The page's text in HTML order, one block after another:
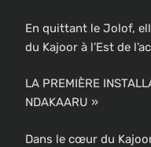
En quittant le Jolof,
du Kajoor à l’Est de
LA PREMIÈRE
NDAKAARU »
Dans le cœur du